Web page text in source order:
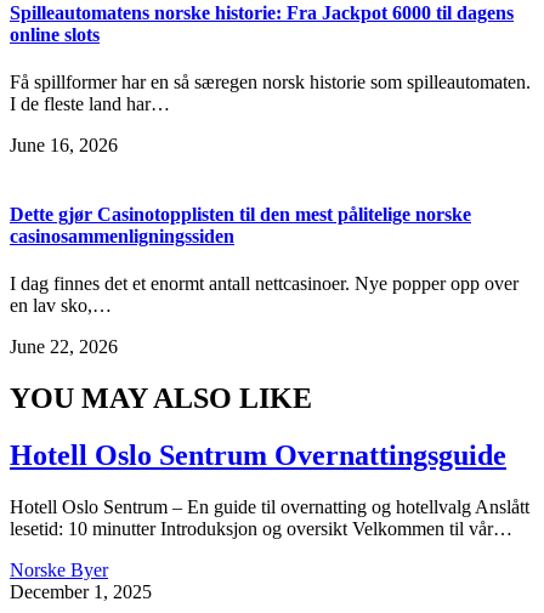
Spilleautomatens norske historie: Fra Jackpot 6000 til dagens
online slots
Få spillformer har en så særegen norsk historie som spilleautomaten.
I de fleste land har…
June 16, 2026
Dette gjør Casinotopplisten til den mest pålitelige norske
casinosammenligningssiden
I dag finnes det et enormt antall nettcasinoer. Nye popper opp over
en lav sko,…
June 22, 2026
YOU MAY ALSO LIKE
Hotell Oslo Sentrum Overnattingsguide
Hotell Oslo Sentrum – En guide til overnatting og hotellvalg Anslått
lesetid: 10 minutter Introduksjon og oversikt Velkommen til vår…
Norske Byer
December 1, 2025